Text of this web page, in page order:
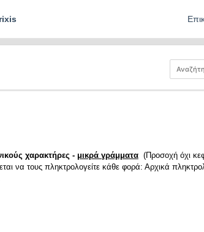
χαρακτήρες - μικρά γράμματα(Προσοχή όχι
να τους πληκτρολογείτε κάθε φορά: Αρχικά